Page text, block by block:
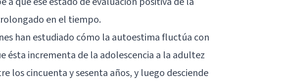
en el tiempo.
han estudiado cómo la autoestima fluctúa con
ésta incrementa de la adolescencia a la adultez
los cincuenta y sesenta años, y luego desciende